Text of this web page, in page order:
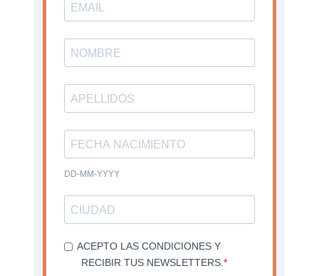
DD-MM-YYYY
ACEPTO LAS CONDICIONES Y
RECIBIR TUS NEWSLETTERS.